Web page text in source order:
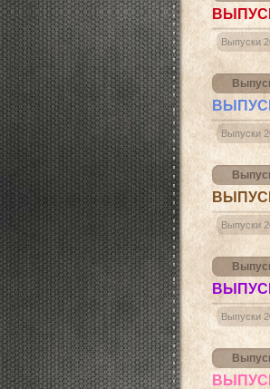
Выпуски
Выпуски
Выпуски
Выпуски